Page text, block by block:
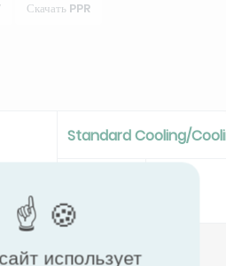
Скачать PPR
Standard Cooling/
kW
использует